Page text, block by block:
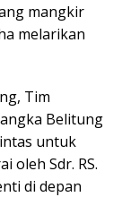
mangkir
melarikan
Tim
Belitung
untuk
oleh Sdr. RS.
di depan